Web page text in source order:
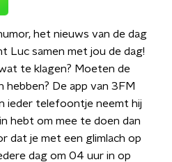
het nieuws van de dag
Luc samen met jou de dag!
te klagen? Moeten de
hebben? De app van 3FM
ieder telefoontje neemt hij
hebt om mee te doen dan
dat je met een glimlach op
dag om 04 uur in op